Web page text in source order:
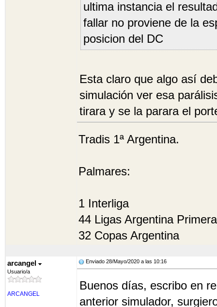
ultima instancia el
fallar no proviene de la
posicion del DC
Esta claro que algo así
simulación ver esa
tirara y se la parara el
Tradis 1ª Argentina.
Palmares:
1 Interliga
44 Ligas Argentina Primera
32 Copas Argentina
arcangel
Usuario/a
ARCANGEL
Enviado 28/Mayo/2020 a las 10:16
Buenos días, escribo en
anterior simulador,